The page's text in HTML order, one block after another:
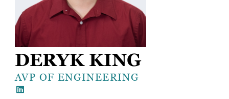
DERYK KING
AVP OF ENGINEERING